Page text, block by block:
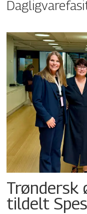
Trøndersk
tildelt